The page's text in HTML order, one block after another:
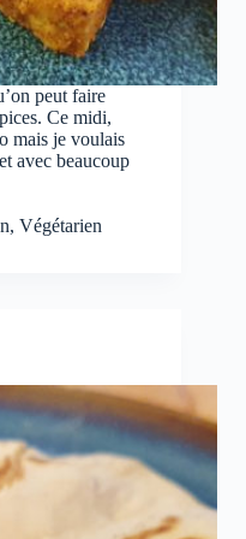
peut faire
Ce midi,
mais je voulais
avec beaucoup
, Végétarien